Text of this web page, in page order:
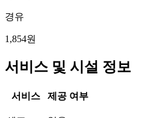
경유
1,854원
서비스 및 시설 정보
서비스 제공 여부